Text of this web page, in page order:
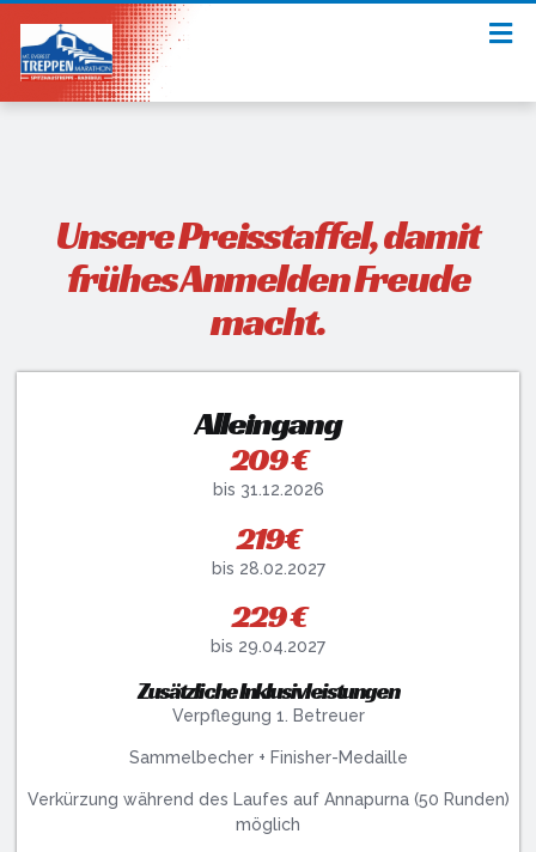
Unsere Preisstaffel, damit
frühes Anmelden Freude
macht.
Alleingang
209 €
bis 31.12.2026
219€
bis 28.02.2027
229 €
bis 29.04.2027
Zusätzliche Inklusivleistungen
Verpflegung 1. Betreuer
Sammelbecher + Finisher-Medaille
Verkürzung während des Laufes auf Annapurna (50 Runden)
möglich